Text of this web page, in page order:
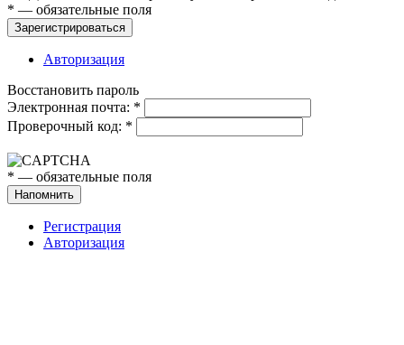
* — обязательные поля
Зарегистрироваться
Авторизация
Восстановить пароль
Электронная почта: *
Проверочный код: *
* — обязательные поля
Напомнить
Регистрация
Авторизация